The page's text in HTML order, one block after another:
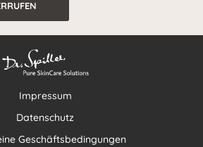
Impressum
Datenschutz
Geschäftsbedingungen